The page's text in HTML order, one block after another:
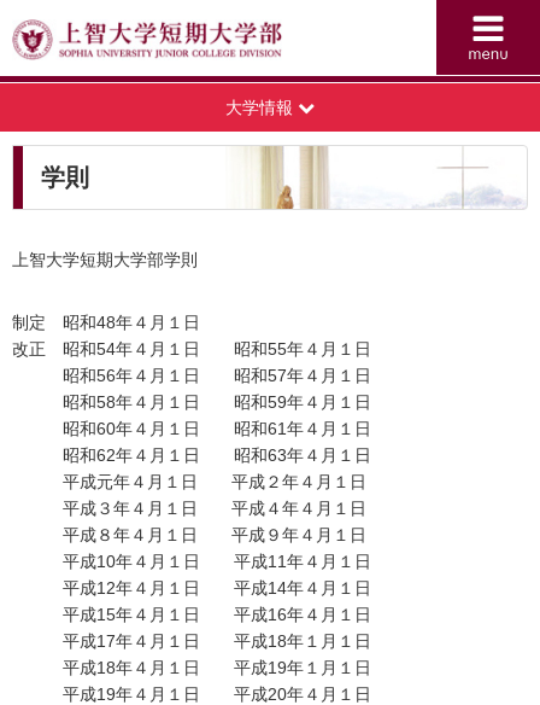
大学情報
学則
上智大学短期大学部学則
制定 昭和48年４月１日
改正 昭和54年４月１日 昭和55年４月１日
昭和56年４月１日 昭和57年４月１日
昭和58年４月１日 昭和59年４月１日
昭和60年４月１日 昭和61年４月１日
昭和62年４月１日 昭和63年４月１日
平成元年４月１日 平成２年４月１日
平成３年４月１日 平成４年４月１日
平成８年４月１日 平成９年４月１日
平成10年４月１日 平成11年４月１日
平成12年４月１日 平成14年４月１日
平成15年４月１日 平成16年４月１日
平成17年４月１日 平成18年１月１日
平成18年４月１日 平成19年１月１日
平成19年４月１日 平成20年４月１日